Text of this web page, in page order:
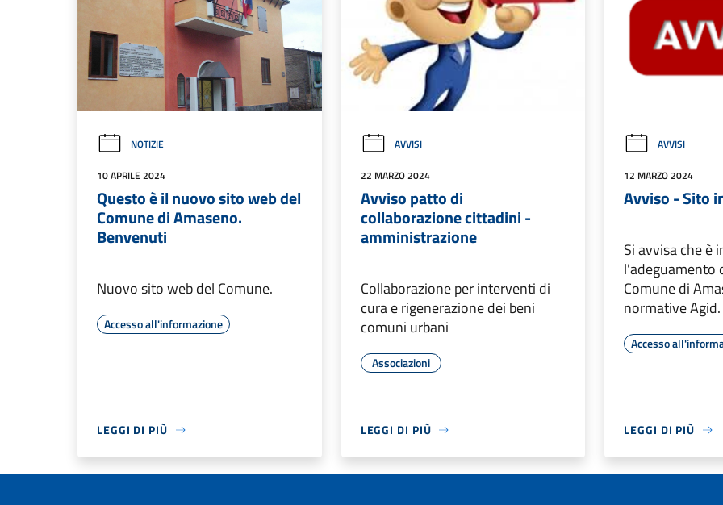
NOTIZIE
10 APRILE 2024
Questo è il nuovo sito web del
Comune di Amaseno.
Benvenuti
Nuovo sito web del Comune.
Accesso all'informazione
LEGGI DI PIÙ
AVVISI
22 MARZO 2024
Avviso patto di
collaborazione cittadini -
amministrazione
Collaborazione per interventi di
cura e rigenerazione dei beni
comuni urbani
Associazioni
LEGGI DI PIÙ
AVVISI
12 MARZO 2024
Avviso - Sito
Si avvisa che è
l'adeguamento
Comune di
normative Agid.
Accesso
LEGGI DI PIÙ